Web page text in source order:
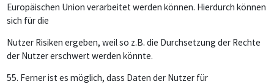
Europäischen Union verarbeitet werden können. Hierdurch können
sich für die
Nutzer Risiken ergeben, weil so z.B. die Durchsetzung der Rechte
der Nutzer erschwert werden könnte.
55. Ferner ist es möglich, dass Daten der Nutzer für